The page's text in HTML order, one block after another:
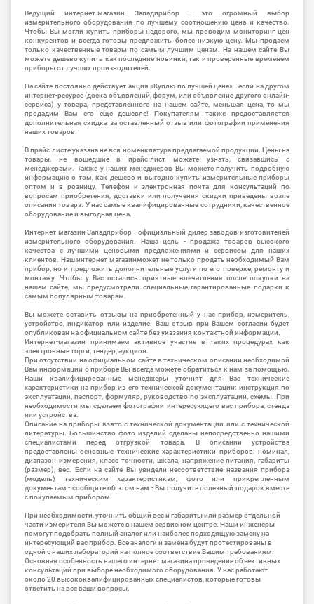
Ведущий интернет-магазин Западприбор - это огромный выбор
измерительного оборудования по лучшему соотношению цена и качество.
Чтобы Вы могли купить приборы недорого, мы проводим мониторинг цен
конкурентов и всегда готовы предложить более низкую цену. Мы продаем
только качественные товары по самым лучшим ценам. На нашем сайте Вы
можете дешево купить как последние новинки, так и проверенные временем
приборы от лучших производителей.
На сайте постоянно действует акция «Куплю по лучшей цене» - если на другом
интернет-ресурсе (доска объявлений, форум, или объявление другого онлайн-
сервиса) у товара, представленного на нашем сайте, меньшая цена, то мы
продадим Вам его еще дешевле! Покупателям также предоставляется
дополнительная скидка за оставленный отзыв или фотографии применения
наших товаров.
В прайс-листе указана не вся номенклатура предлагаемой продукции. Цены на
товары, не вошедшие в прайс-лист можете узнать, связавшись с
менеджерами. Также у наших менеджеров Вы можете получить подробную
информацию о том, как дешево и выгодно купить измерительные приборы
оптом и в розницу. Телефон и электронная почта для консультаций по
вопросам приобретения, доставки или получения скидки приведены возле
описания товара. У нас самые квалифицированные сотрудники, качественное
оборудование и выгодная цена.
Интернет магазин Западприбор - официальный дилер заводов изготовителей
измерительного оборудования. Наша цель - продажа товаров высокого
качества с лучшими ценовыми предложениями и сервисом для наших
клиентов. Наш интернет магазинможет не только продать необходимый Вам
прибор, но и предложить дополнительные услуги по его поверке, ремонту и
монтажу. Чтобы у Вас остались приятные впечатления после покупки на
нашем сайте, мы предусмотрели специальные гарантированные подарки к
самым популярным товарам.
Вы можете оставить отзывы на приобретенный у нас прибор, измеритель,
устройство, индикатор или изделие. Ваш отзыв при Вашем согласии будет
опубликован на официальном сайте без указания контактной информации.
Интернет-магазин принимаем активное участие в таких процедурах как
электронные торги, тендер, аукцион.
При отсутствии на официальном сайте в техническом описании необходимой
Вам информации о приборе Вы всегда можете обратиться к нам за помощью.
Наши квалифицированные менеджеры уточнят для Вас технические
характеристики на прибор из его технической документации: инструкция по
эксплуатации, паспорт, формуляр, руководство по эксплуатации, схемы. При
необходимости мы сделаем фотографии интересующего вас прибора, стенда
или устройства.
Описание на приборы взято с технической документации или с технической
литературы. Большинство фото изделий сделаны непосредственно нашими
специалистами перед отгрузкой товара. В описании устройства
предоставлены основные технические характеристики приборов: номинал,
диапазон измерения, класс точности, шкала, напряжение питания, габариты
(размер), вес. Если на сайте Вы увидели несоответствие названия прибора
(модель) техническим характеристикам, фото или прикрепленным
документам - сообщите об этом нам - Вы получите полезный подарок вместе
с покупаемым прибором.
При необходимости, уточнить общий вес и габариты или размер отдельной
части измерителя Вы можете в нашем сервисном центре. Наши инженеры
помогут подобрать полный аналог или наиболее подходящую замену на
интересующий вас прибор. Все аналоги и замена будут протестированы в
одной с наших лабораторий на полное соответствие Вашим требованиям.
Основная особенность нашего интернет магазина проведение объективных
консультаций при выборе необходимого оборудования. У нас работают
около 20 высококвалифицированных специалистов, которые готовы
ответить на все ваши вопросы.